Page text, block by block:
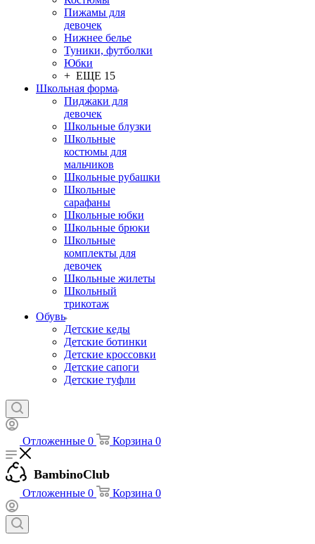
Пижамы для
девочек
Нижнее белье
Туники, футболки
Юбки
+ ЕЩЕ 15
Школьная форма
Пиджаки для
девочек
Школьные блузки
Школьные
костюмы для
мальчиков
Школьные рубашки
Школьные
сарафаны
Школьные юбки
Школьные брюки
Школьные
комплекты для
девочек
Школьные жилеты
Школьный
трикотаж
Обувь
Детские кеды
Детские ботинки
Детские кроссовки
Детские сапоги
Детские туфли
Отложенные 0 Корзина 0
BambinoClub
Отложенные 0 Корзина 0